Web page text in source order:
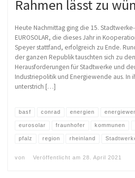
Rahmen lässt zu
Heute Nachmittag ging die 15.
EUROSOLAR, die dieses Jahr in
Speyer stattfand, erfolgreich zu Ende.
der ganzen Republik tauschten sich zu
Herausforderungen für Stadtwerke und
Industriepolitik und Energiewende aus. In
unterstrich […]
basf conrad energien
eurosolar fraunhofer kommunen
pfalz region rheinland
von Veröffentlicht am 28. April 2021